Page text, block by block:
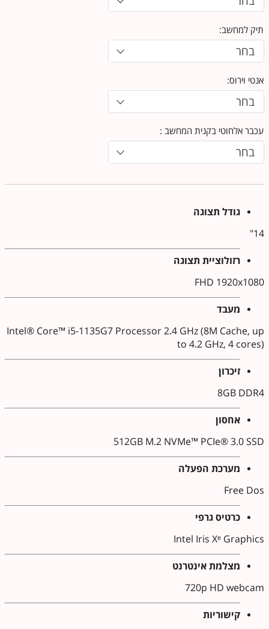
תיק למחשב:
בחר
אנטי וירוס:
בחר
עכבר אלחוטי בקנית המחשב :
בחר
גודל תצוגה
14"
רזולוציית תצוגה
FHD 1920x1080
מעבד
Intel® Core™ i5-1135G7 Processor 2.4 GHz (8M Cache, up
to 4.2 GHz, 4 cores)
זיכרון
8GB DDR4
אחסון
512GB M.2 NVMe™ PCIe® 3.0 SSD
מערכת הפעלה
Free Dos
כרטיס גרפי
Intel Iris Xᵉ Graphics
מצלמת אינטרנט
720p HD webcam
קישוריות